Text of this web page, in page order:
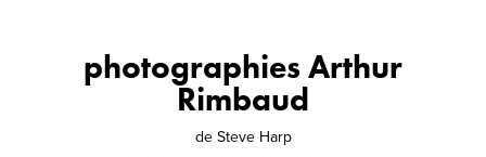
photographies Arthur
Rimbaud
de Steve Harp